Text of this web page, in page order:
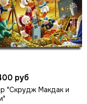
руб
"Скрудж Макдак и